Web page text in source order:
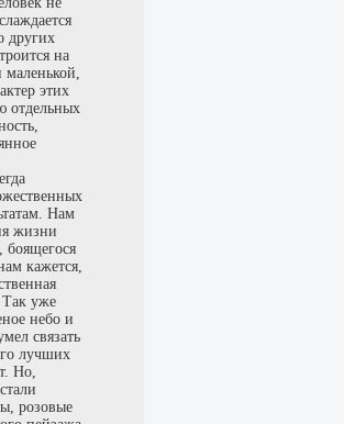
других
на
этих
отдельных
Нам
жизни
кажется,
Так уже
небо и
связать
лучших
Но,
розовые